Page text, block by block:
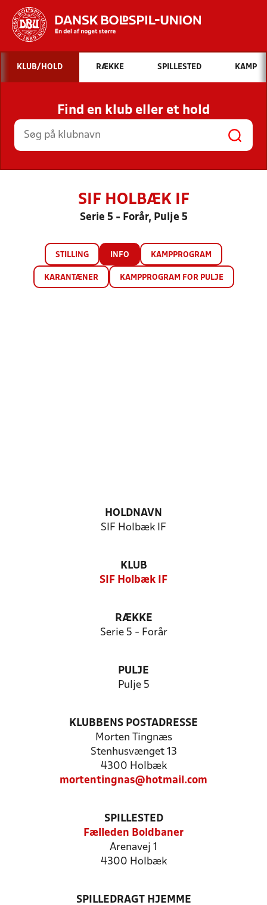
Hvad vil du søge efter?
INDHOLD OG NYHEDER
STILLINGER, RESULTATER, KLUBBER OG
HOLD
KLUB/HOLD RÆKKE SPILLESTED KAMP
Find en klub eller et hold
SIF HOLBÆK IF
Serie 5 - Forår, Pulje 5
STILLING INFO KAMPPROGRAM
KARANTÆNER KAMPPROGRAM FOR PULJE
HOLDNAVN
SIF Holbæk IF
KLUB
SIF Holbæk IF
RÆKKE
Serie 5 - Forår
PULJE
Pulje 5
KLUBBENS POSTADRESSE
Morten Tingnæs
Stenhusvænget 13
4300 Holbæk
mortentingnas@hotmail.com
SPILLESTED
Fælleden Boldbaner
Arenavej 1
4300 Holbæk
SPILLEDRAGT HJEMME